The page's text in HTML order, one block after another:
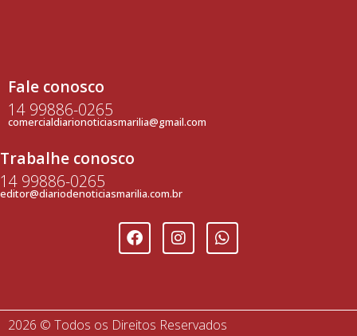
Fale conosco
14 99886-0265
comercialdiarionoticiasmarilia@gmail.com
Trabalhe conosco
14 99886-0265
editor@diariodenoticiasmarilia.com.br
2026 © Todos os Direitos Reservados